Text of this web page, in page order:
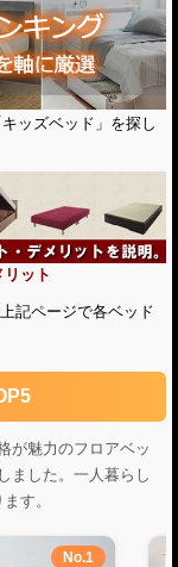
ッズベッド」を探し
ット
記ページで各ベッド
が魅力のフロアベッ
ました。一人暮らし
す。
No.1